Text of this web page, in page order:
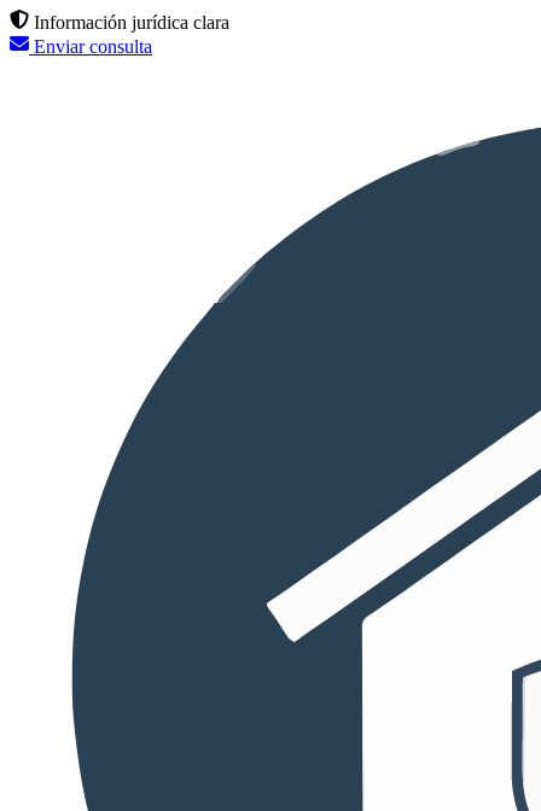
Información jurídica clara
Enviar consulta